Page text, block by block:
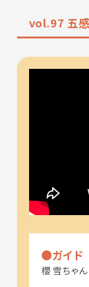
vol.97 五
ガイド
櫻 雪ちゃん